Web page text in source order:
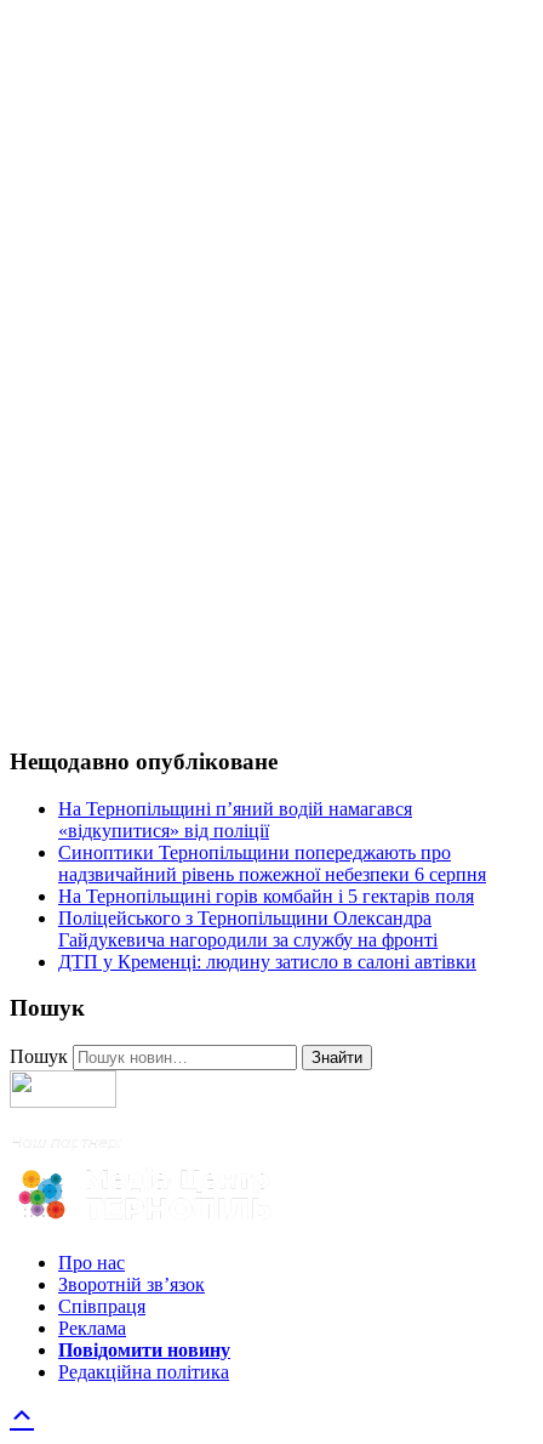
Нещодавно опубліковане
На Тернопільщині п’яний водій намагався
«відкупитися» від поліції
Синоптики Тернопільщини попереджають про
надзвичайний рівень пожежної небезпеки 6 серпня
На Тернопільщині горів комбайн і 5 гектарів поля
Поліцейського з Тернопільщини Олександра
Гайдукевича нагородили за службу на фронті
ДТП у Кременці: людину затисло в салоні автівки
Пошук
Пошук Знайти
Про нас
Зворотній зв’язок
Співпраця
Реклама
Повідомити новину
Редакційна політика